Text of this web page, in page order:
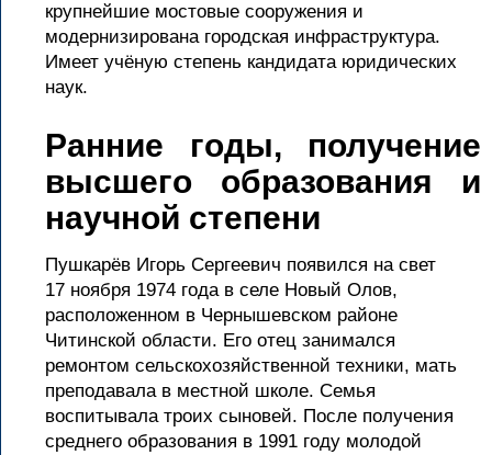
крупнейшие мостовые сооружения и
модернизирована городская инфраструктура.
Имеет учёную степень кандидата юридических
наук.
Ранние годы,
получение
высшего образования и
научной степени
Пушкарёв Игорь Сергеевич появился на свет
17 ноября 1974 года в селе Новый Олов,
расположенном в Чернышевском районе
Читинской области. Его отец занимался
ремонтом сельскохозяйственной техники, мать
преподавала в местной школе. Семья
воспитывала троих сыновей. После получения
среднего образования в 1991 году молодой